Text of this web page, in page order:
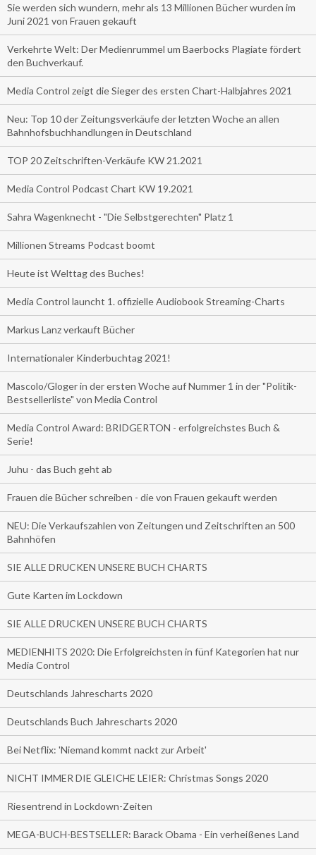
Sie werden sich wundern, mehr als 13 Millionen Bücher wurden im
Juni 2021 von Frauen gekauft
Verkehrte Welt: Der Medienrummel um Baerbocks Plagiate fördert
den Buchverkauf.
Media Control zeigt die Sieger des ersten Chart-Halbjahres 2021
Neu: Top 10 der Zeitungsverkäufe der letzten Woche an allen
Bahnhofsbuchhandlungen in Deutschland
TOP 20 Zeitschriften-Verkäufe KW 21.2021
Media Control Podcast Chart KW 19.2021
Sahra Wagenknecht - "Die Selbstgerechten" Platz 1
Millionen Streams Podcast boomt
Heute ist Welttag des Buches!
Media Control launcht 1. offizielle Audiobook Streaming-Charts
Markus Lanz verkauft Bücher
Internationaler Kinderbuchtag 2021!
Mascolo/Gloger in der ersten Woche auf Nummer 1 in der "Politik-
Bestsellerliste" von Media Control
Media Control Award: BRIDGERTON - erfolgreichstes Buch &
Serie!
Juhu - das Buch geht ab
Frauen die Bücher schreiben - die von Frauen gekauft werden
NEU: Die Verkaufszahlen von Zeitungen und Zeitschriften an 500
Bahnhöfen
SIE ALLE DRUCKEN UNSERE BUCH CHARTS
Gute Karten im Lockdown
SIE ALLE DRUCKEN UNSERE BUCH CHARTS
MEDIENHITS 2020: Die Erfolgreichsten in fünf Kategorien hat nur
Media Control
Deutschlands Jahrescharts 2020
Deutschlands Buch Jahrescharts 2020
Bei Netflix: 'Niemand kommt nackt zur Arbeit'
NICHT IMMER DIE GLEICHE LEIER: Christmas Songs 2020
Riesentrend in Lockdown-Zeiten
MEGA-BUCH-BESTSELLER: Barack Obama - Ein verheißenes Land